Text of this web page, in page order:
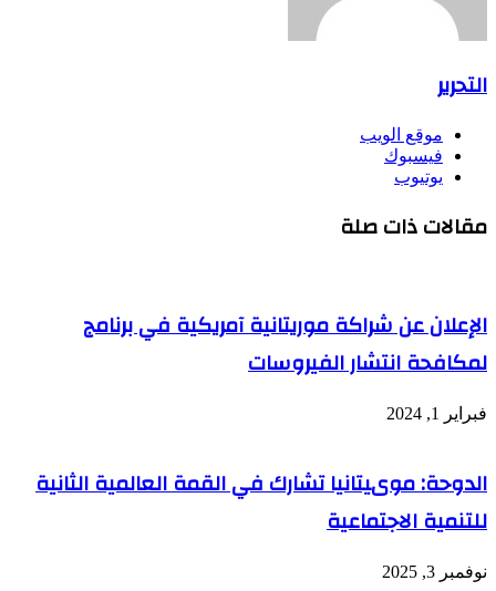
التحرير
موقع الويب
فيسبوك
يوتيوب
مقالات ذات صلة
الإعلان عن شراكة موريتانية آمريكية في برنامج
لمكافحة انتشار الفيروسات
فبراير 1, 2024
الدوحة: موىيتانيا تشارك في القمة العالمية الثانية
للتنمية الاجتماعية
نوفمبر 3, 2025